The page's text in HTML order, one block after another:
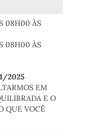
08H00 ÀS
08H00 ÀS
2025
EM
E O
QUE VOCÊ